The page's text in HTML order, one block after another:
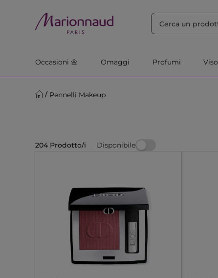
Occasioni 🌼 Omaggi Profumi Viso
Pennelli Makeup
204 Prodotto/i Disponibile